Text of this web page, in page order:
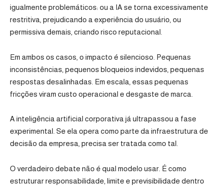
igualmente problemáticos: ou a IA se torna excessivamente
restritiva, prejudicando a experiência do usuário, ou
permissiva demais, criando risco reputacional.
Em ambos os casos, o impacto é silencioso. Pequenas
inconsistências, pequenos bloqueios indevidos, pequenas
respostas desalinhadas. Em escala, essas pequenas
fricções viram custo operacional e desgaste de marca.
A inteligência artificial corporativa já ultrapassou a fase
experimental. Se ela opera como parte da infraestrutura de
decisão da empresa, precisa ser tratada como tal.
O verdadeiro debate não é qual modelo usar. É como
estruturar responsabilidade, limite e previsibilidade dentro